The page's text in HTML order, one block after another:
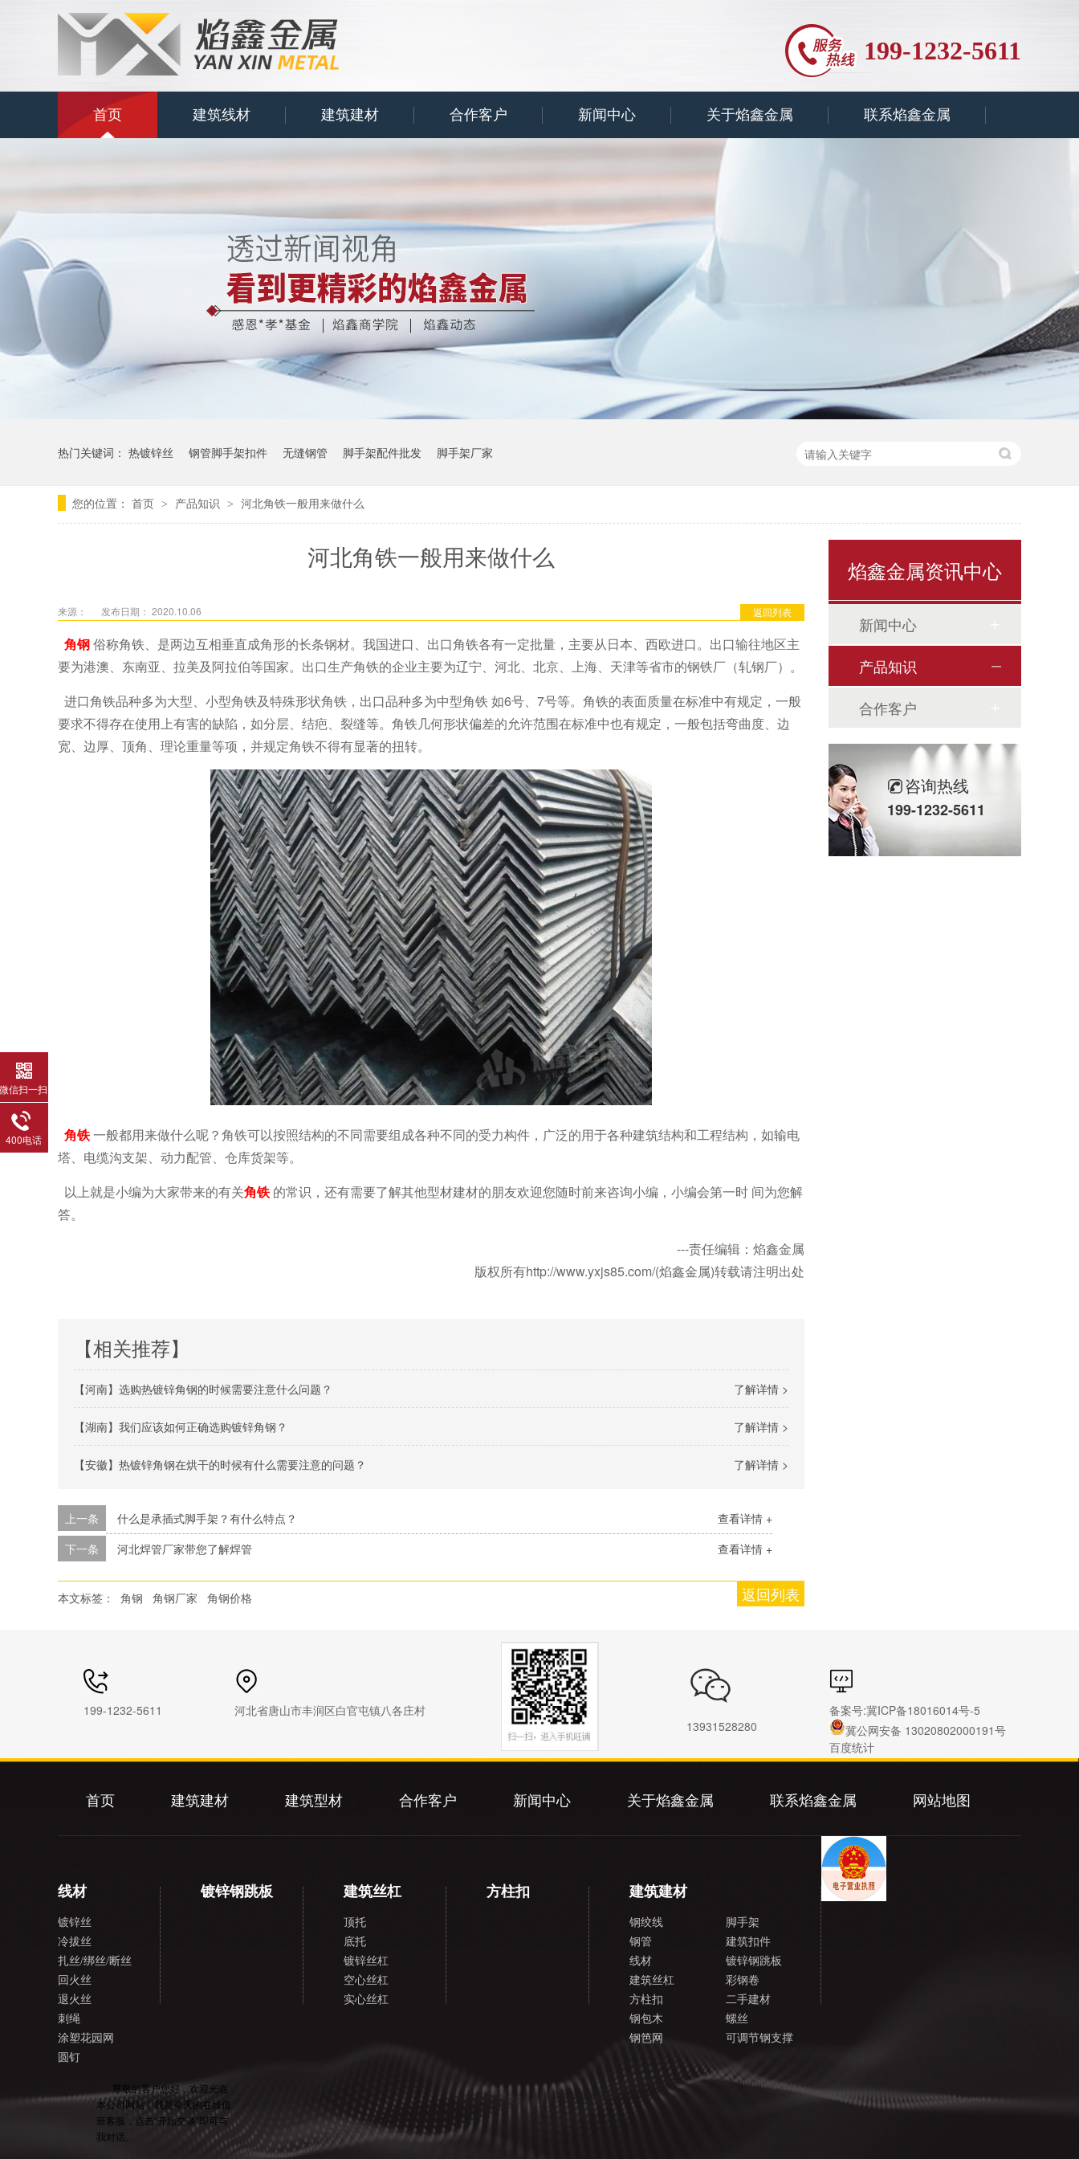
199-1232-5611
首页 建筑线材 建筑建材 合作客户 新闻中心 关于焰鑫金属 联系焰鑫金属
热门关键词： 热镀锌丝 钢管脚手架扣件 无缝钢管 脚手架配件批发 脚手架厂家
您的位置： 首页 > 产品知识 > 河北角铁一般用来做什么
河北角铁一般用来做什么
返回列表
来源： 发布日期： 2020.10.06
角钢俗称角铁、是两边互相垂直成角形的长条钢材。我国进口、出口角铁各有一定批量，主要从日本、西欧进口。出口输往地区主
要为港澳、东南亚、拉美及阿拉伯等国家。出口生产角铁的企业主要为辽宁、河北、北京、上海、天津等省市的钢铁厂（轧钢厂）。
进口角铁品种多为大型、小型角铁及特殊形状角铁，出口品种多为中型角铁 如6号、7号等。角铁的表面质量在标准中有规定，一般
要求不得存在使用上有害的缺陷，如分层、结疤、裂缝等。角铁几何形状偏差的允许范围在标准中也有规定，一般包括弯曲度、边
宽、边厚、顶角、理论重量等项，并规定角铁不得有显著的扭转。
角铁一般都用来做什么呢？角铁可以按照结构的不同需要组成各种不同的受力构件，广泛的用于各种建筑结构和工程结构，如输电
塔、电缆沟支架、动力配管、仓库货架等。
以上就是小编为大家带来的有关角铁 的常识，还有需要了解其他型材建材的朋友欢迎您随时前来咨询小编，小编会第一时 间为您解
答。
---责任编辑：焰鑫金属
版权所有http://www.yxjs85.com/(焰鑫金属)转载请注明出处
【相关推荐】
了解详情 >
【河南】选购热镀锌角钢的时候需要注意什么问题？
了解详情 >
【湖南】我们应该如何正确选购镀锌角钢？
了解详情 >
【安徽】热镀锌角钢在烘干的时候有什么需要注意的问题？
查看详情 +
上一条
什么是承插式脚手架？有什么特点？
查看详情 +
下一条 河北焊管厂家带您了解焊管
返回列表
本文标签： 角钢 角钢厂家 角钢价格
焰鑫金属资讯中心
新闻中心
产品知识
合作客户
咨询热线
199-1232-5611
199-1232-5611
河北省唐山市丰润区白官屯镇八各庄村
13931528280
备案号:冀ICP备18016014号-5
冀公网安备 13020802000191号
百度统计
首页 建筑建材 建筑型材 合作客户 新闻中心 关于焰鑫金属 联系焰鑫金属 网站地图
线材
镀锌丝
冷拔丝
扎丝/绑丝/断丝
回火丝
退火丝
刺绳
涂塑花园网
圆钉
镀锌钢跳板 建筑丝杠
顶托
底托
镀锌丝杠
空心丝杠
实心丝杠
方柱扣 建筑建材
钢绞线
脚手架
钢管
建筑扣件
线材
镀锌钢跳板
建筑丝杠
彩钢卷
方柱扣
二手建材
钢包木
螺丝
钢笆网
可调节钢支撑
微信扫一扫
400电话
尊敬的客户您好，欢迎光临
本公司网站！我是今天的在线值
班客服，点击“开始交谈”即可与
我对话。